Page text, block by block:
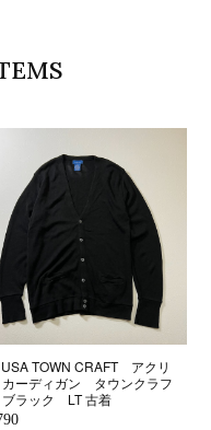
TOWN CRAFT アクリ
ーディガン タウンクラフ
ラック LT 古着